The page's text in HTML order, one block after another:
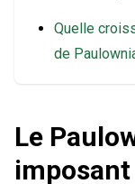
Quelle
de
Le
imposant